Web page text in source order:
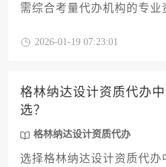
需综合考量代办机构的专
资质代办经验且熟悉加勒
2026-01-19 07:23:01
格林纳达设计资质代办
选？
格林纳达设计资质代办
选择格林纳达设计资质代办